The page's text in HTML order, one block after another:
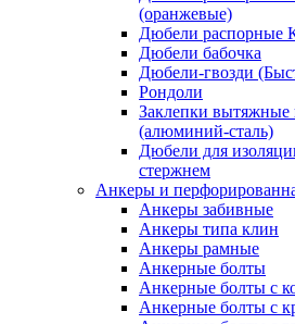
(оранжевые)
Дюбели распорные
Дюбели бабочка
Дюбели-гвозди
Рондоли
Заклепки
(алюминий-сталь)
Дюбели для
стержнем
Анкеры и
Анкеры забивные
Анкеры типа клин
Анкеры рамные
Анкерные болты
Анкерные болты с
Анкерные болты с